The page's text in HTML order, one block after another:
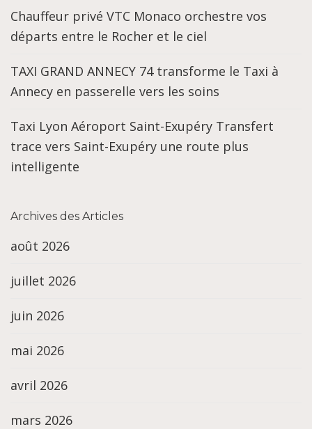
Chauffeur privé VTC Monaco orchestre vos
départs entre le Rocher et le ciel
TAXI GRAND ANNECY 74 transforme le Taxi à
Annecy en passerelle vers les soins
Taxi Lyon Aéroport Saint-Exupéry Transfert
trace vers Saint-Exupéry une route plus
intelligente
Archives des Articles
août 2026
juillet 2026
juin 2026
mai 2026
avril 2026
mars 2026